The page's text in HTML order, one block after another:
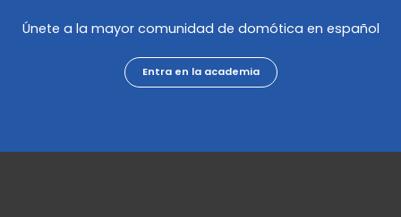
Únete a la mayor comunidad de domótica en español
Entra en la academia